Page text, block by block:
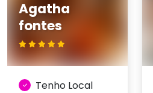
Agatha
fontes
Tenho Local